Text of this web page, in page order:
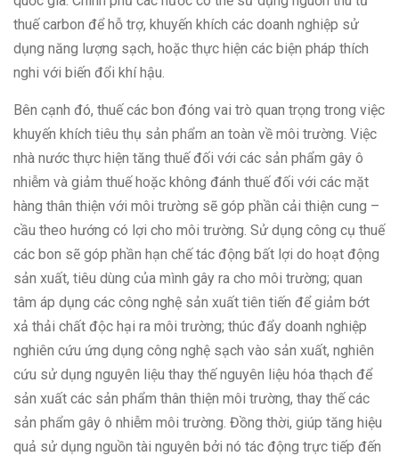
thuế carbon để hỗ trợ, khuyến khích các doanh nghiệp sử
dụng năng lượng sạch, hoặc thực hiện các biện pháp thích
nghi với biến đổi khí hậu.
Bên cạnh đó, thuế các bon đóng vai trò quan trọng trong việc
khuyến khích tiêu thụ sản phẩm an toàn về môi trường. Việc
nhà nước thực hiện tăng thuế đối với các sản phẩm gây ô
nhiễm và giảm thuế hoặc không đánh thuế đối với các mặt
hàng thân thiện với môi trường sẽ góp phần cải thiện cung –
cầu theo hướng có lợi cho môi trường. Sử dụng công cụ thuế
các bon sẽ góp phần hạn chế tác động bất lợi do hoạt động
sản xuất, tiêu dùng của mình gây ra cho môi trường; quan
tâm áp dụng các công nghệ sản xuất tiên tiến để giảm bớt
xả thải chất độc hại ra môi trường; thúc đẩy doanh nghiệp
nghiên cứu ứng dụng công nghệ sạch vào sản xuất, nghiên
cứu sử dụng nguyên liệu thay thế nguyên liệu hóa thạch để
sản xuất các sản phẩm thân thiện môi trường, thay thế các
sản phẩm gây ô nhiễm môi trường. Đồng thời, giúp tăng hiệu
quả sử dụng nguồn tài nguyên bởi nó tác động trực tiếp đến